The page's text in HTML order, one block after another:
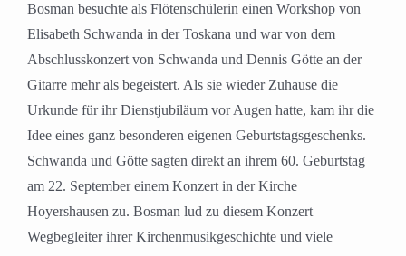
Bosman besuchte als Flötenschülerin einen Workshop von
Elisabeth Schwanda in der Toskana und war von dem
Abschlusskonzert von Schwanda und Dennis Götte an der
Gitarre mehr als begeistert. Als sie wieder Zuhause die
Urkunde für ihr Dienstjubiläum vor Augen hatte, kam ihr die
Idee eines ganz besonderen eigenen Geburtstagsgeschenks.
Schwanda und Götte sagten direkt an ihrem 60. Geburtstag
am 22. September einem Konzert in der Kirche
Hoyershausen zu. Bosman lud zu diesem Konzert
Wegbegleiter ihrer Kirchenmusikgeschichte und viele